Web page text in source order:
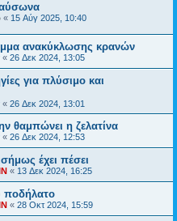
« 15 Αύγ 2025, 10:40
ανακύκλωσης κρανών
« 26 Δεκ 2024, 13:05
για πλύσιμο και
« 26 Δεκ 2024, 13:01
θαμπώνει η ζελατίνα
« 26 Δεκ 2024, 12:53
έχει πέσει
« 13 Δεκ 2024, 16:25
ποδήλατο
« 28 Οκτ 2024, 15:59